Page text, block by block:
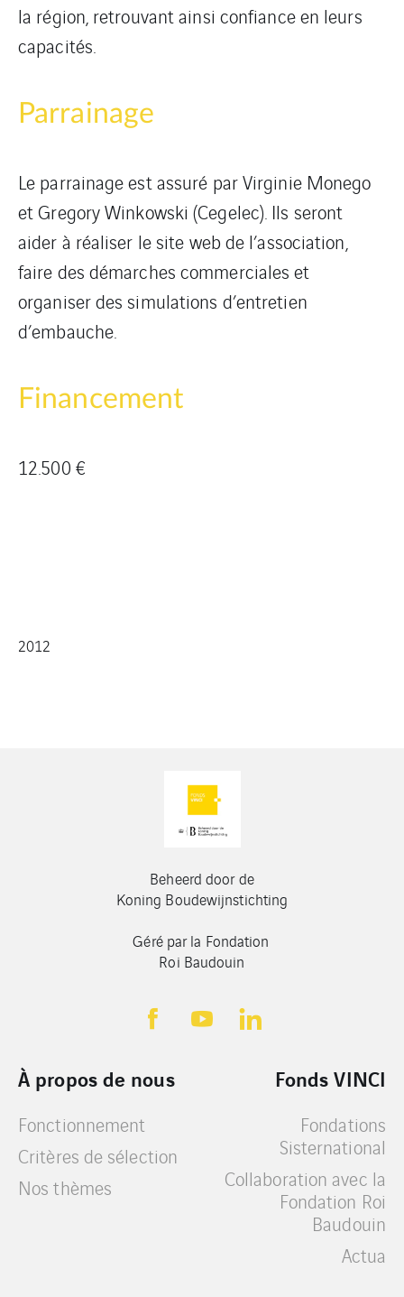
la région, retrouvant ainsi confiance en leurs
capacités.
Parrainage
Le parrainage est assuré par Virginie Monego
et Gregory Winkowski (Cegelec). Ils seront
aider à réaliser le site web de l’association,
faire des démarches commerciales et
organiser des simulations d’entretien
d’embauche.
Financement
12.500 €
2012
Beheerd door de
Koning Boudewijnstichting
Géré par la Fondation
Roi Baudouin
À propos de nous
Fonctionnement
Critères de sélection
Nos thèmes
Fonds VINCI
Fondations
Sisternational
Collaboration avec la
Fondation Roi
Baudouin
Actua